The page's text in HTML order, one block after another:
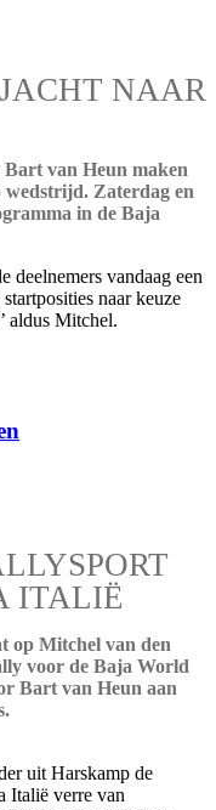
NAAR
van Heun maken
Zaterdag en
in de Baja
deelnemers vandaag een
naar keuze
aldus Mitchel.
ITALIË
op Mitchel van den
voor de Baja World
Bart van Heun aan
uit Harskamp de
Italië verre van